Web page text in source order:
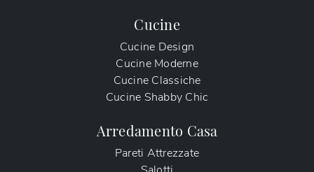
Cucine
Cucine Design
Cucine Moderne
Cucine Classiche
Cucine Shabby Chic
Arredamento Casa
Pareti Attrezzate